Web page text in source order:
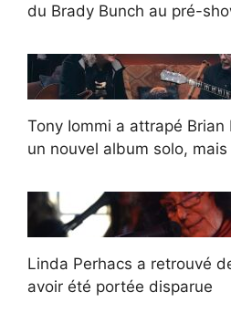
du Brady Bunch au pré-
Tony Iommi a attrapé
un nouvel album solo,
Linda Perhacs a retrouvé
avoir été portée disparue